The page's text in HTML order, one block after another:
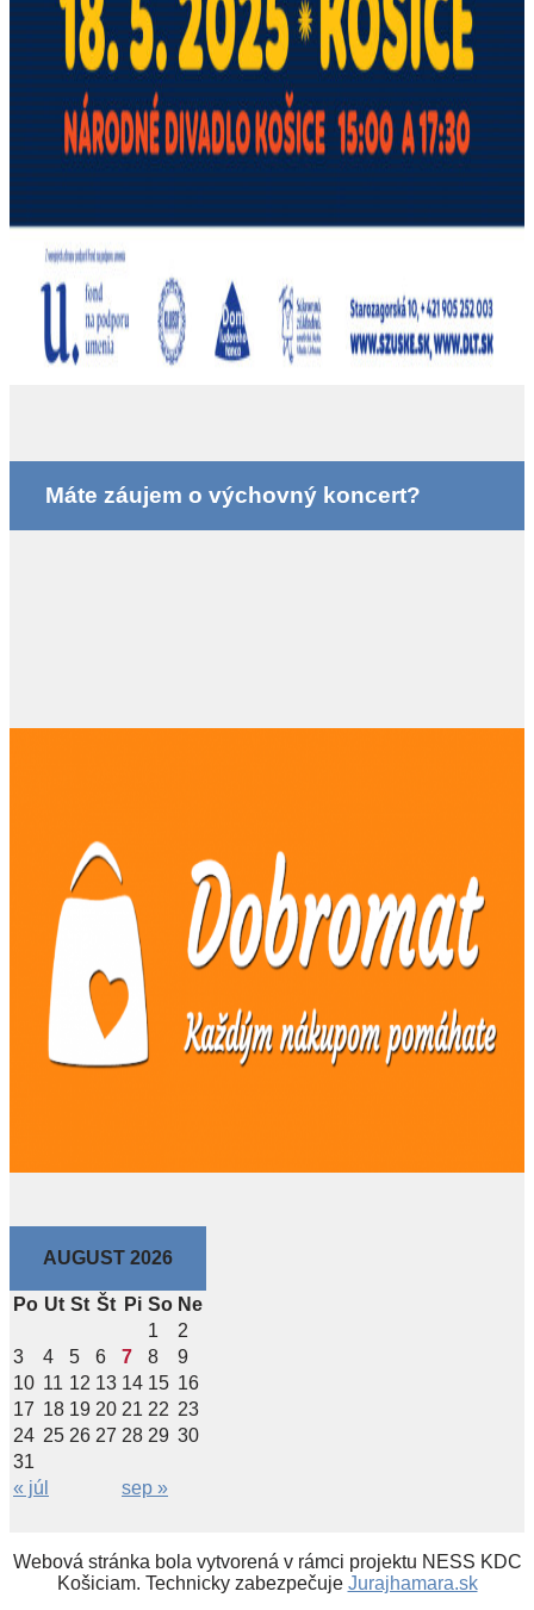
Máte záujem o výchovný koncert?
AUGUST 2026
Po Ut St Št Pi So Ne
1
2
3
4 5 6 7 8
9
10 11 12 13 14 15 16
17 18 19 20 21 22 23
24 25 26 27 28 29 30
31
« júl
sep »
Webová stránka bola vytvorená v rámci projektu NESS KDC
Košiciam. Technicky zabezpečuje Jurajhamara.sk